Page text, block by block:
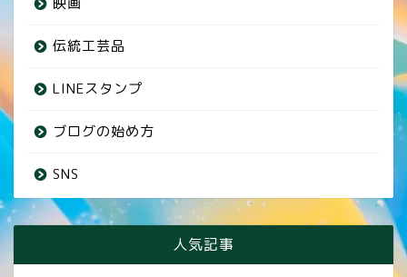
伝統工芸品
LINEスタンプ
ブログの始め方
SNS
人気記事